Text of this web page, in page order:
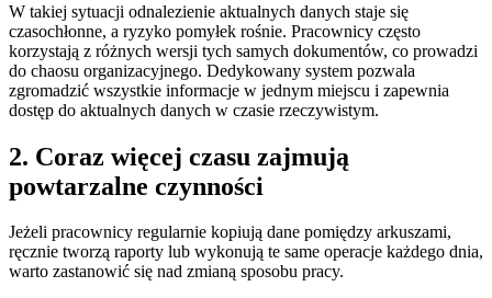
W takiej sytuacji odnalezienie aktualnych danych staje się
czasochłonne, a ryzyko pomyłek rośnie. Pracownicy często
korzystają z różnych wersji tych samych dokumentów, co prowadzi
do chaosu organizacyjnego. Dedykowany system pozwala
zgromadzić wszystkie informacje w jednym miejscu i zapewnia
dostęp do aktualnych danych w czasie rzeczywistym.
2. Coraz więcej czasu zajmują
powtarzalne czynności
Jeżeli pracownicy regularnie kopiują dane pomiędzy arkuszami,
ręcznie tworzą raporty lub wykonują te same operacje każdego dnia,
warto zastanowić się nad zmianą sposobu pracy.